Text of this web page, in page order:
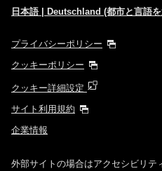
日本語 | Deutschland (都市と言語
プライバシーポリシー
クッキーポリシー
クッキー詳細設定
サイト利用規約
企業情報
外部サイトの場合はアクセシビリ